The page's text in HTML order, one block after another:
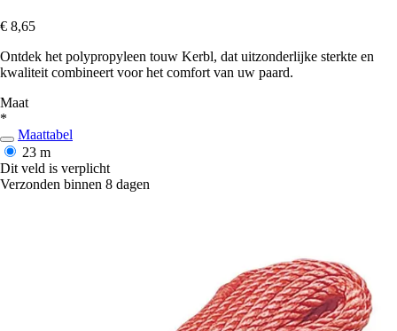
€ 8,65
Ontdek het polypropyleen touw Kerbl, dat uitzonderlijke sterkte en
kwaliteit combineert voor het comfort van uw paard.
Maat
*
Maattabel
23 m
Dit veld is verplicht
Verzonden binnen 8 dagen